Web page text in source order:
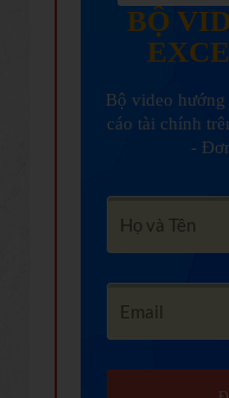
BỘ
Bộ video
cáo tài chính
-